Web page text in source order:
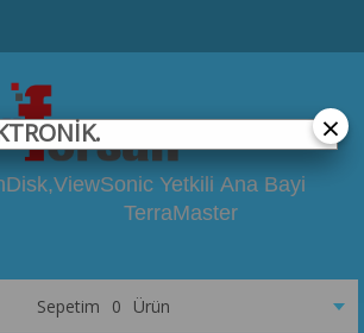
ViewSonic Yetkili Ana Bayi
TerraMaster
Sepetim 0 Ürün
×